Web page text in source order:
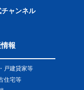
ャンネル
報
戸建貸家等
住宅等